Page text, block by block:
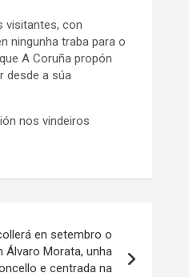
visitantes, con
ningunha traba para o
A Coruña propón
desde a súa
nos vindeiros
en setembro o
Álvaro Morata, unha
e centrada na